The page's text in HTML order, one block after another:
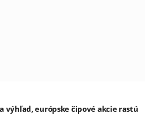
výhľad, európske čipové akcie rastú